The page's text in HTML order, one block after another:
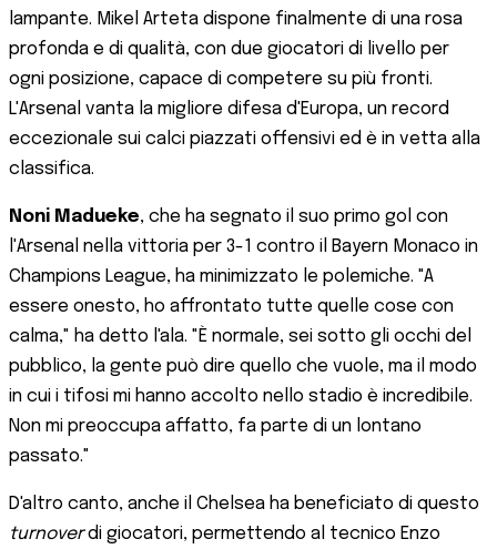
lampante. Mikel Arteta dispone finalmente di una rosa
profonda e di qualità, con due giocatori di livello per
ogni posizione, capace di competere su più fronti.
L'Arsenal vanta la migliore difesa d'Europa, un record
eccezionale sui calci piazzati offensivi ed è in vetta alla
classifica.
Noni Madueke, che ha segnato il suo primo gol con
l'Arsenal nella vittoria per 3-1 contro il Bayern Monaco in
Champions League, ha minimizzato le polemiche. "A
essere onesto, ho affrontato tutte quelle cose con
calma," ha detto l'ala. "È normale, sei sotto gli occhi del
pubblico, la gente può dire quello che vuole, ma il modo
in cui i tifosi mi hanno accolto nello stadio è incredibile.
Non mi preoccupa affatto, fa parte di un lontano
passato."
D'altro canto, anche il Chelsea ha beneficiato di questo
turnoverdi giocatori, permettendo al tecnico Enzo